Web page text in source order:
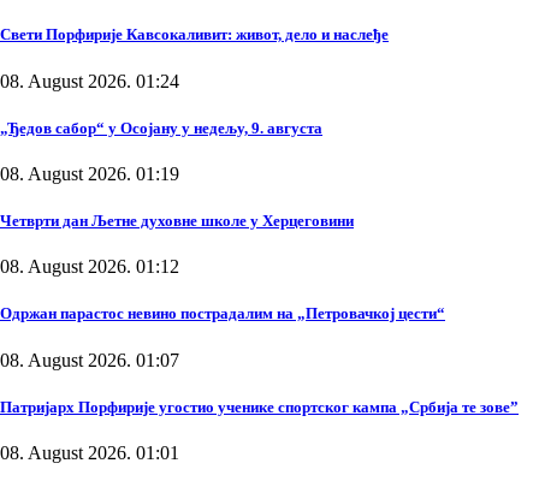
Свети Порфирије Кавсокаливит: живот, дело и наслеђе
08. August 2026. 01:24
„Ђедов сабор“ у Осојану у недељу, 9. августа
08. August 2026. 01:19
Четврти дан Љетне духовне школе у Херцеговини
08. August 2026. 01:12
Одржан парастос невино пострадалим на „Петровачкој цести“
08. August 2026. 01:07
Патријарх Порфирије угостио ученике спортског кампа „Србија те зове”
08. August 2026. 01:01